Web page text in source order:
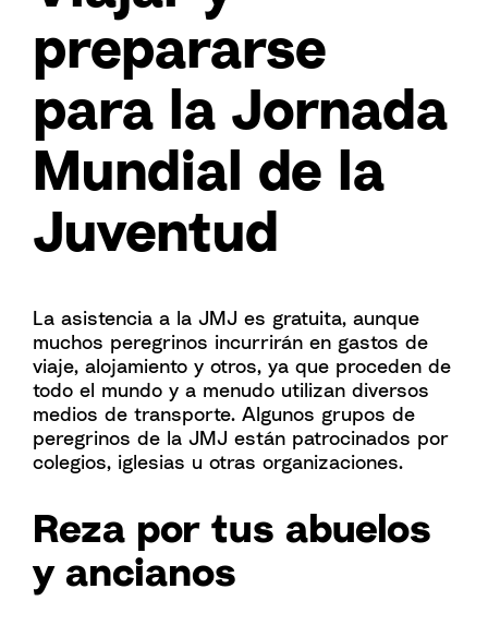
prepararse
para la Jornada
Mundial de la
Juventud
La asistencia a la JMJ es gratuita, aunque
muchos peregrinos incurrirán en gastos de
viaje, alojamiento y otros, ya que proceden de
todo el mundo y a menudo utilizan diversos
medios de transporte. Algunos grupos de
peregrinos de la JMJ están patrocinados por
colegios, iglesias u otras organizaciones.
Reza por tus abuelos
y ancianos